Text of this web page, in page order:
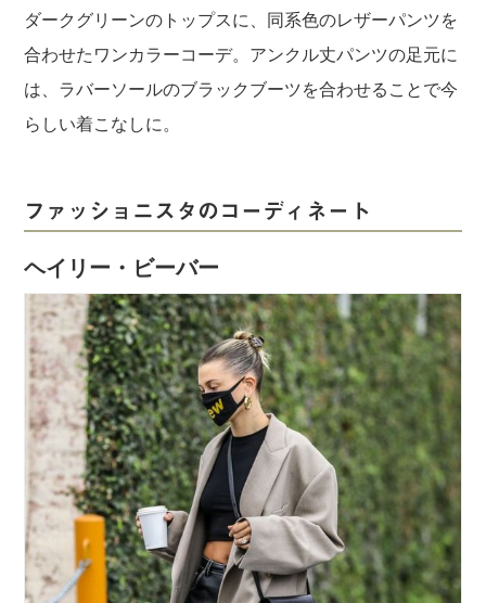
ダークグリーンのトップスに、同系色のレザーパンツを
合わせたワンカラーコーデ。アンクル丈パンツの足元に
は、ラバーソールのブラックブーツを合わせることで今
らしい着こなしに。
ファッショニスタのコーディネート
ヘイリー・ビーバー